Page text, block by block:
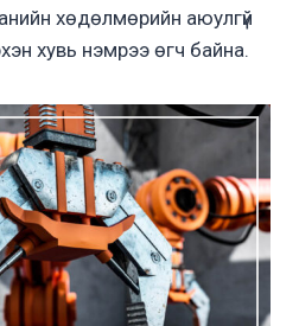
хөдөлмөрийн аюулгүй
хувь нэмрээ өгч байна.